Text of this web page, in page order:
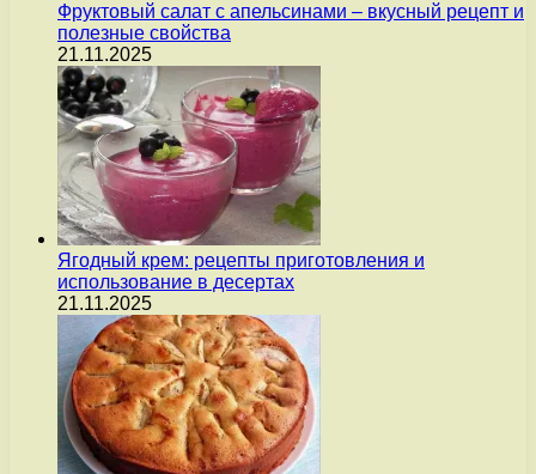
Фруктовый салат с апельсинами – вкусный рецепт и
полезные свойства
21.11.2025
Ягодный крем: рецепты приготовления и
использование в десертах
21.11.2025